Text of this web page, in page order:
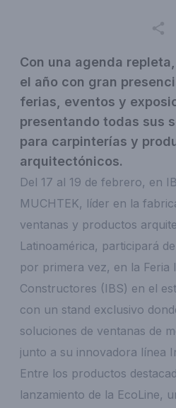
Con una agenda
el año con gran
ferias, eventos y
presentando todas sus
para carpinterías y
arquitectónicos.
Del 17 al 19 de febrero, en
MUCHTEK, líder en la
ventanas y productos
Latinoamérica, participará
por primera vez, en la Feria
Constructores (IBS) en el
con un stand exclusivo
soluciones de ventanas de
junto a su innovadora línea
Entre los productos
lanzamiento de la EcoLine,